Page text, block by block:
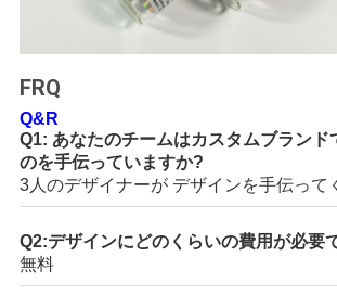
FRQ
Q&R
Q1: あなたのチームはカスタムブランド
のを手伝っていますか?
3人のデザイナーが デザインを手伝って
Q2:デザインにどのくらいの費用が必要
無料